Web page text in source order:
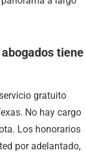
tiene
gratuito
No hay cargo
Los honorarios
por adelantado,